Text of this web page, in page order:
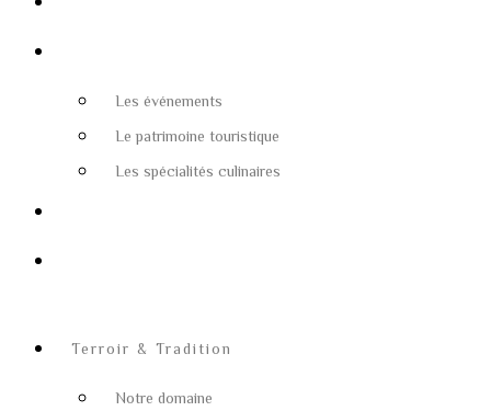
Les événements
Le patrimoine touristique
Les spécialités culinaires
Terroir & Tradition
Notre domaine